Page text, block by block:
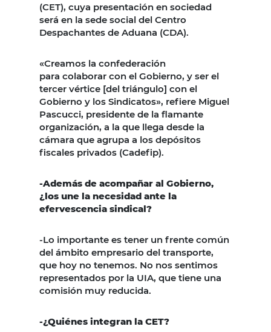
(CET), cuya presentación en sociedad
será en la sede social del Centro
Despachantes de Aduana (CDA).
«Creamos la confederación
para colaborar con el Gobierno, y ser el
tercer vértice [del triángulo] con el
Gobierno y los Sindicatos», refiere Miguel
Pascucci, presidente de la flamante
organización, a la que llega desde la
cámara que agrupa a los depósitos
fiscales privados (Cadefip).
-Además de acompañar al Gobierno,
¿los une la necesidad ante la
efervescencia sindical?
-Lo importante es tener un frente común
del ámbito empresario del transporte,
que hoy no tenemos. No nos sentimos
representados por la UIA, que tiene una
comisión muy reducida.
-¿Quiénes integran la CET?